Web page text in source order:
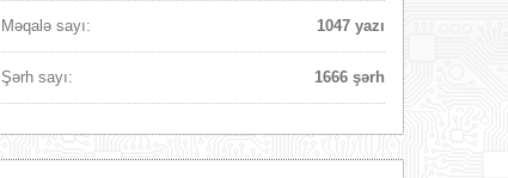
Məqalə sayı: 1047 yazı
Şərh sayı: 1666 şərh